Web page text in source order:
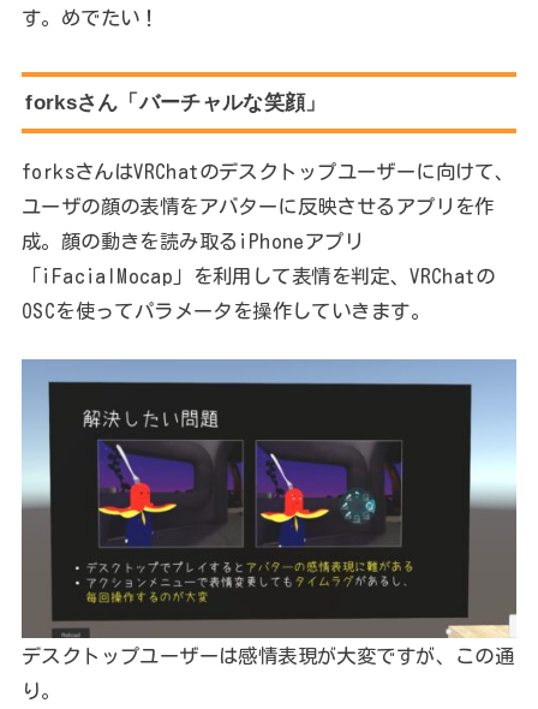
す。めでたい！
forksさん「バーチャルな笑顔」
forksさんはVRChatのデスクトップユーザーに向けて、
ユーザの顔の表情をアバターに反映させるアプリを作
成。顔の動きを読み取るiPhoneアプリ
「iFacialMocap」を利用して表情を判定、VRChatの
OSCを使ってパラメータを操作していきます。
デスクトップユーザーは感情表現が大変ですが、この通
り。